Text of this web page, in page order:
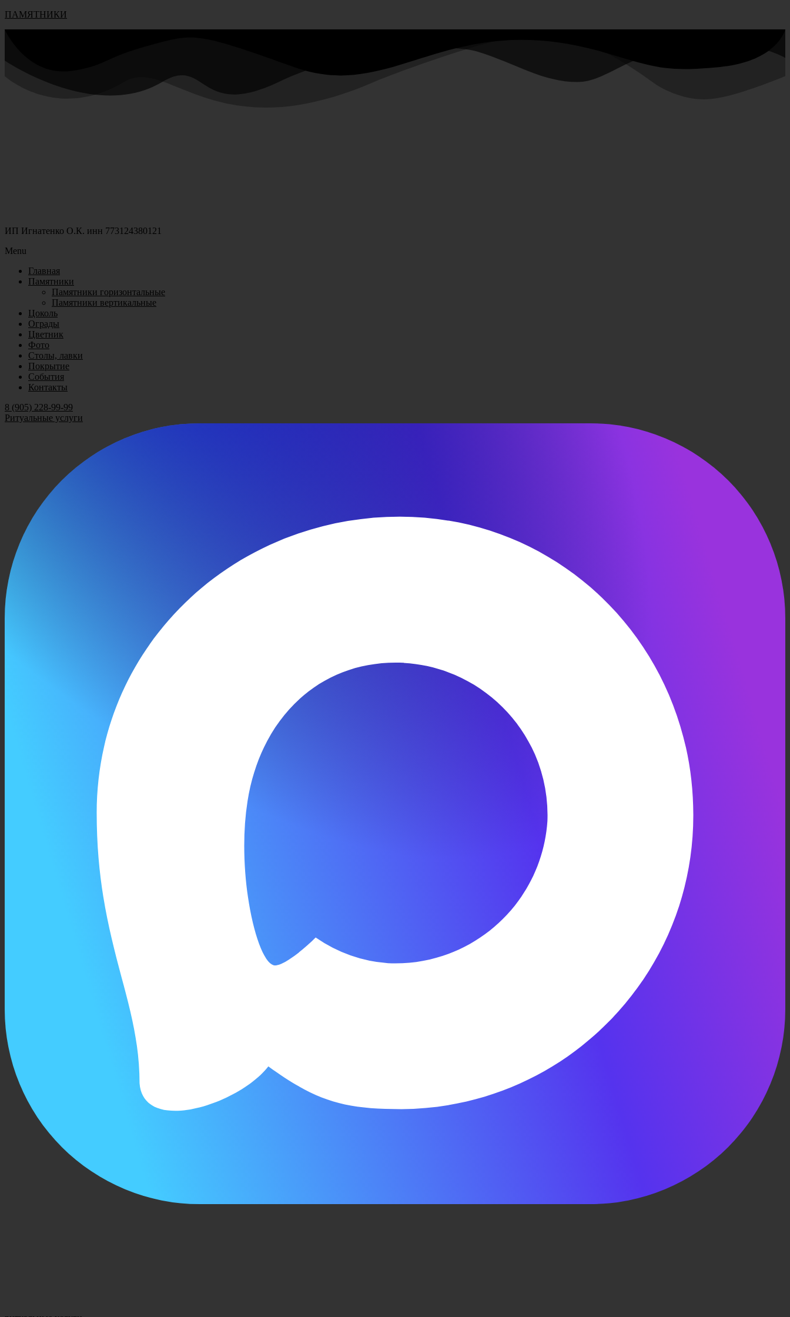
ПАМЯТНИКИ
ИП Игнатенко О.К. инн 773124380121
Menu
Главная
Памятники
Памятники горизонтальные
Памятники вертикальные
Цоколь
Ограды
Цветник
Фото
Столы, лавки
Покрытие
События
Контакты
8 (905) 228-99-99
Ритуальные услуги